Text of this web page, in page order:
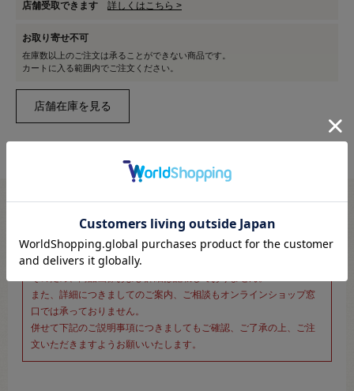
店舗受取できます 詳しくはこちら >
お取り寄せ不可
在庫数以上のご注文は承ることができない商品です。
カートに入る範囲内でご注文ください。
※新宿オカダヤ本店お取り扱い商品のご注文専用ページです※
こちらのページは、店頭にてあらかじめ商品詳細および商品コード
をご確認いただいた上でご注文いただけるページです。
また、詳細につきましてのご案内、ご相談もオンラインショップ窓
口では承っておりません。
併せて下記のご説明事項につきましてもご確認、ご了承の上、ご注
文いただきますようお願いいたします。